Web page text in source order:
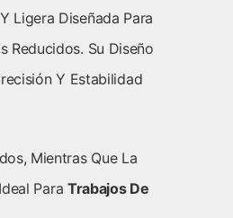
Ligera Diseñada Para
Reducidos. Su Diseño
Y Estabilidad
Mientras Que La
Para Trabajos De